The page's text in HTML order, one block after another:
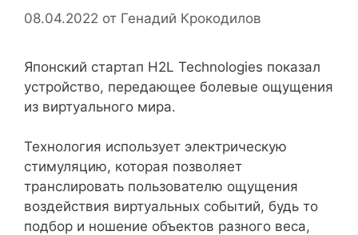
08.04.2022 от Генадий Крокодилов
Японский стартап H2L Technologies показал
устройство, передающее болевые ощущения
из виртуального мира.
Технология использует электрическую
стимуляцию, которая позволяет
транслировать пользователю ощущения
воздействия виртуальных событий, будь то
подбор и ношение объектов разного веса,